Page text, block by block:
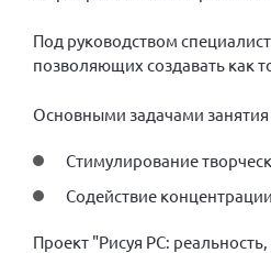
Под руководством
позволяющих создавать как
Основными задачами занятия
Стимулирование
Содействие
Проект "Рисуя РС: